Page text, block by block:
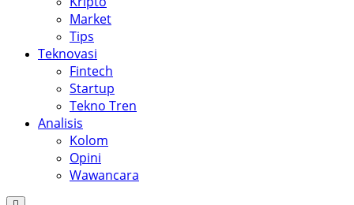
Market
Tips
Teknovasi
Fintech
Startup
Tekno Tren
Analisis
Kolom
Opini
Wawancara